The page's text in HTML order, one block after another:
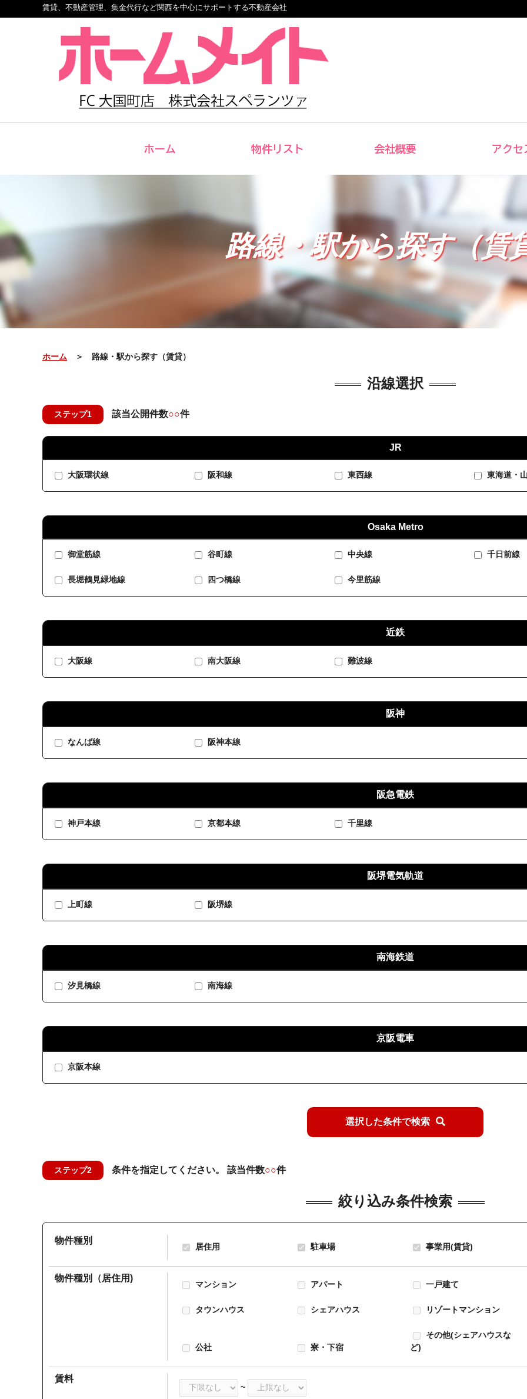
賃貸、不動産管理、集金代行など関西を中心にサポートする不動産会社
ホーム 物件リスト 会社概要 アクセ
路線・駅から探す（賃
ホーム ＞ 路線・駅から探す（賃貸）
沿線選択
ステップ1 該当公開件数○○件
JR
大阪環状線 阪和線 東西線 東海道・
Osaka Metro
御堂筋線 谷町線 中央線 千日前線
長堀鶴見緑地線 四つ橋線 今里筋線
近鉄
大阪線 南大阪線 難波線
阪神
なんば線 阪神本線
阪急電鉄
神戸本線 京都本線 千里線
阪堺電気軌道
上町線 阪堺線
南海鉄道
汐見橋線 南海線
京阪電車
京阪本線
選択した条件で検索
ステップ2 条件を指定してください。 該当件数○○件
絞り込み条件検索
物件種別
居住用 駐車場 事業用(賃貸)
物件種別（居住用)
マンション アパート 一戸建て
タウンハウス シェアハウス リゾートマンション
公社 寮・下宿
その他(シェアハウスな
ど)
賃料
~